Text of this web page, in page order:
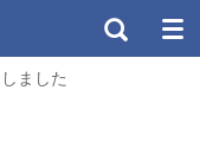
ました